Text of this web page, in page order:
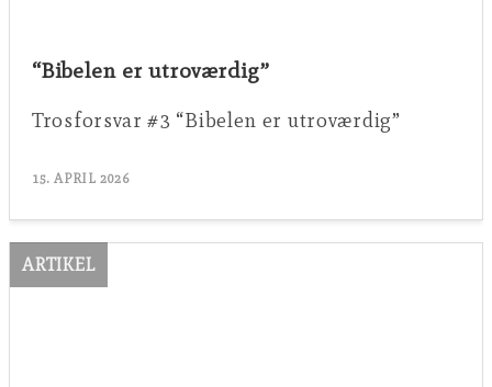
“Bibelen er utroværdig”
Trosforsvar #3 “Bibelen er utroværdig”
15. APRIL 2026
ARTIKEL